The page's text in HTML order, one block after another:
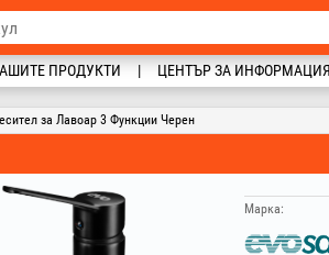
ПРОДУКТИ ЦЕНТЪР ЗА ИНФОРМАЦИЯ
за Лавоар 3 Функции Черен
Марка: